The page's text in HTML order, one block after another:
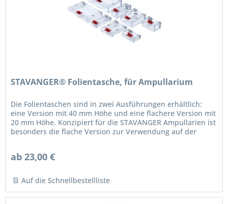
STAVANGER® Folientasche, für Ampullarium
Die Folientaschen sind in zwei Ausführungen erhältlich:
eine Version mit 40 mm Höhe und eine flachere Version mit
20 mm Höhe. Konzipiert für die STAVANGER Ampullarien ist
besonders die flache Version zur Verwendung auf der
ab 23,00 €
Auf die Schnellbestellliste